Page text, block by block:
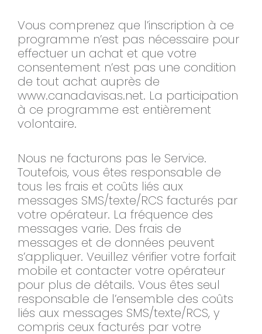
Vous comprenez que l’inscription à ce
programme n’est pas nécessaire pour
effectuer un achat et que votre
consentement n’est pas une condition
de tout achat auprès de
www.canadavisas.net. La participation
à ce programme est entièrement
volontaire.
Nous ne facturons pas le Service.
Toutefois, vous êtes responsable de
tous les frais et coûts liés aux
messages SMS/texte/RCS facturés par
votre opérateur. La fréquence des
messages varie. Des frais de
messages et de données peuvent
s’appliquer. Veuillez vérifier votre forfait
mobile et contacter votre opérateur
pour plus de détails. Vous êtes seul
responsable de l’ensemble des coûts
liés aux messages SMS/texte/RCS, y
compris ceux facturés par votre